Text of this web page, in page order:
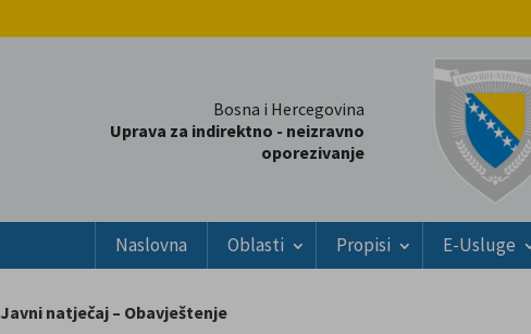
Bosna i Hercegovina
Uprava za indirektno - neizravno
oporezivanje
Naslovna Oblasti Propisi E-Usluge
Javni natječaj – Obavještenje